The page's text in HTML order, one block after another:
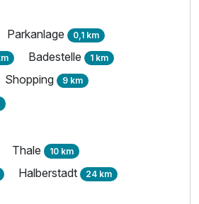
Parkanlage 0,1 km
Badestelle 1 km
Shopping 9 km
Thale 10 km
Halberstadt 24 km